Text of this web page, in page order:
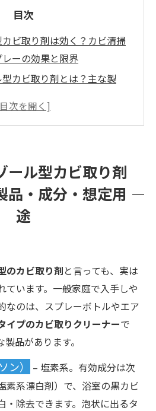
目次
ビ取り剤は効く？カビ清掃
ーの効果と限界
カビ取り剤とは？主な製
（家庭用・業務用）：成分・
透問題
る「ご家庭での限界」…除
だけ残る例など
も上手に活用しながら、“本
ロに相談を
ール型カビ取り剤
品・成分・想定用
途
のカビ取り剤と言っても、実は
ています。一般家庭で入手しや
なのは、スプレーボトルやエア
イプのカビ取りクリーナーで
品があります。
ン）
– 塩素系。有効成分は次
素系漂白剤）で、浴室の黒カビ
・除去できます。泡状に出るタ